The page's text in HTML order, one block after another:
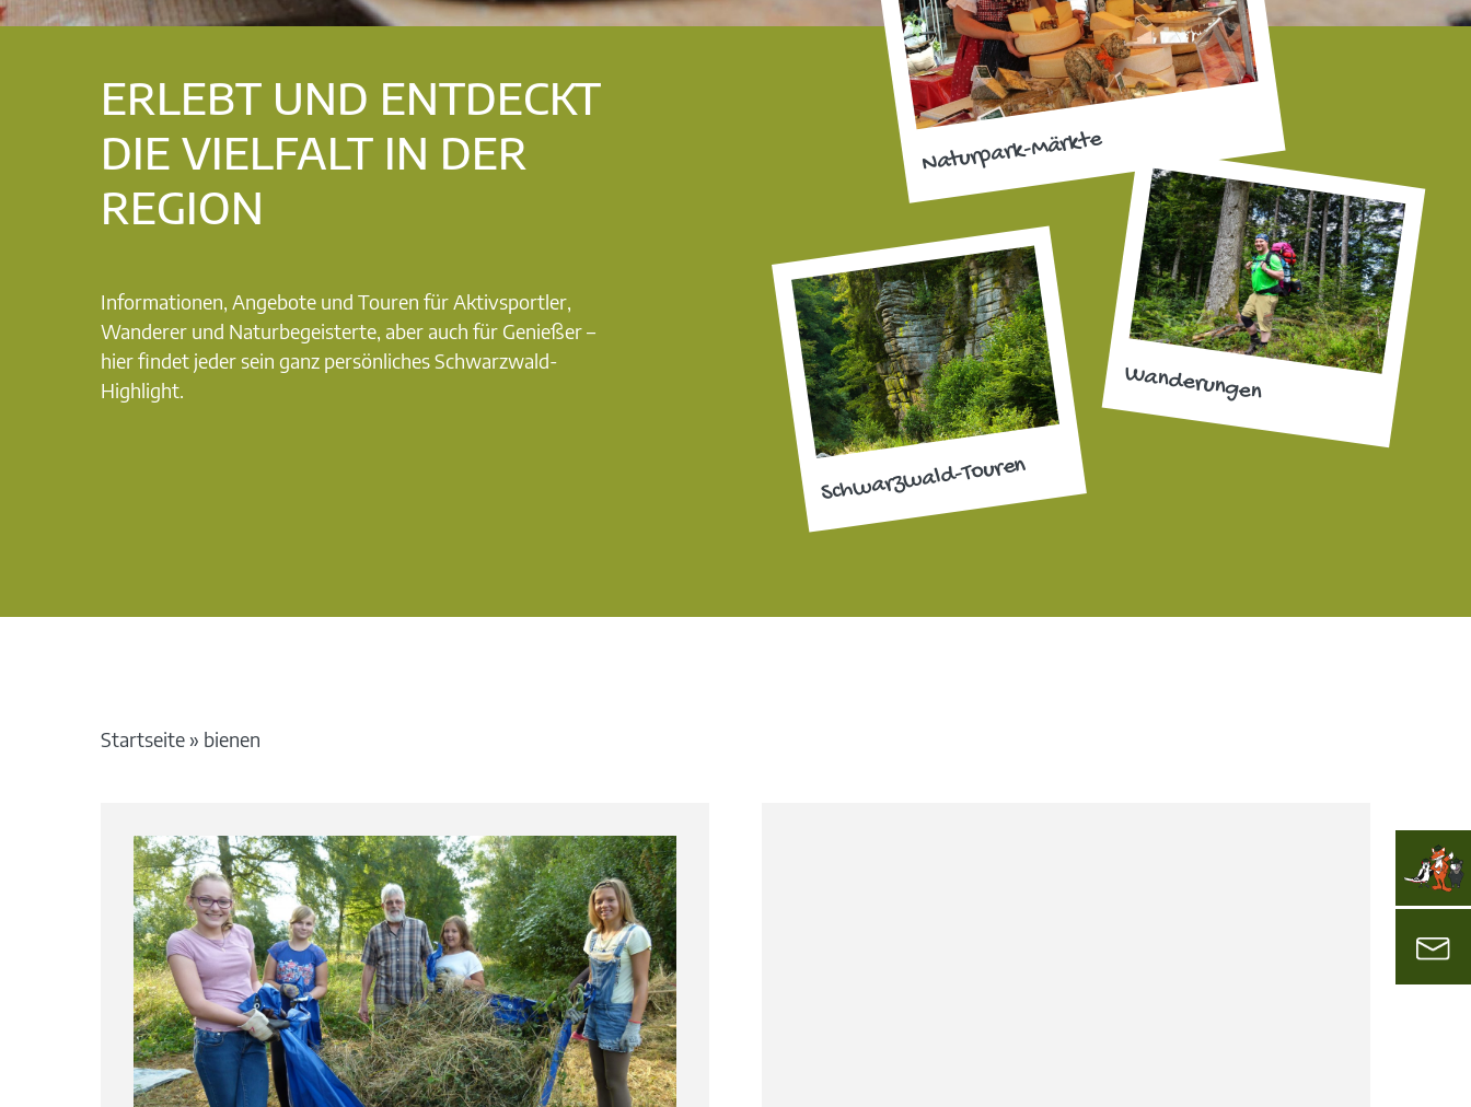
ERLEBT UND ENTDECKT
DIE VIELFALT IN DER
REGION
Informationen, Angebote und Touren für Aktivsportler,
Wanderer und Naturbegeisterte, aber auch für Genießer –
hier findet jeder sein ganz persönliches Schwarzwald-
Highlight.
Naturpark-Märkte
Wanderungen
Schwarzwald-Touren
Startseite» bienen